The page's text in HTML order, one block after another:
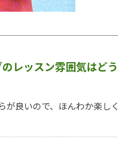
レッスン雰囲気はど
が良いので、ほんわか楽し